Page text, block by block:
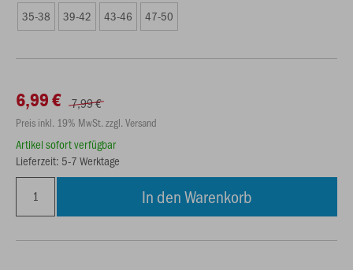
35-38 39-42 43-46 47-50
6,99 € 7,99 €
Preis inkl. 19% MwSt. zzgl. Versand
Artikel sofort verfügbar
Lieferzeit: 5-7 Werktage
In den Warenkorb